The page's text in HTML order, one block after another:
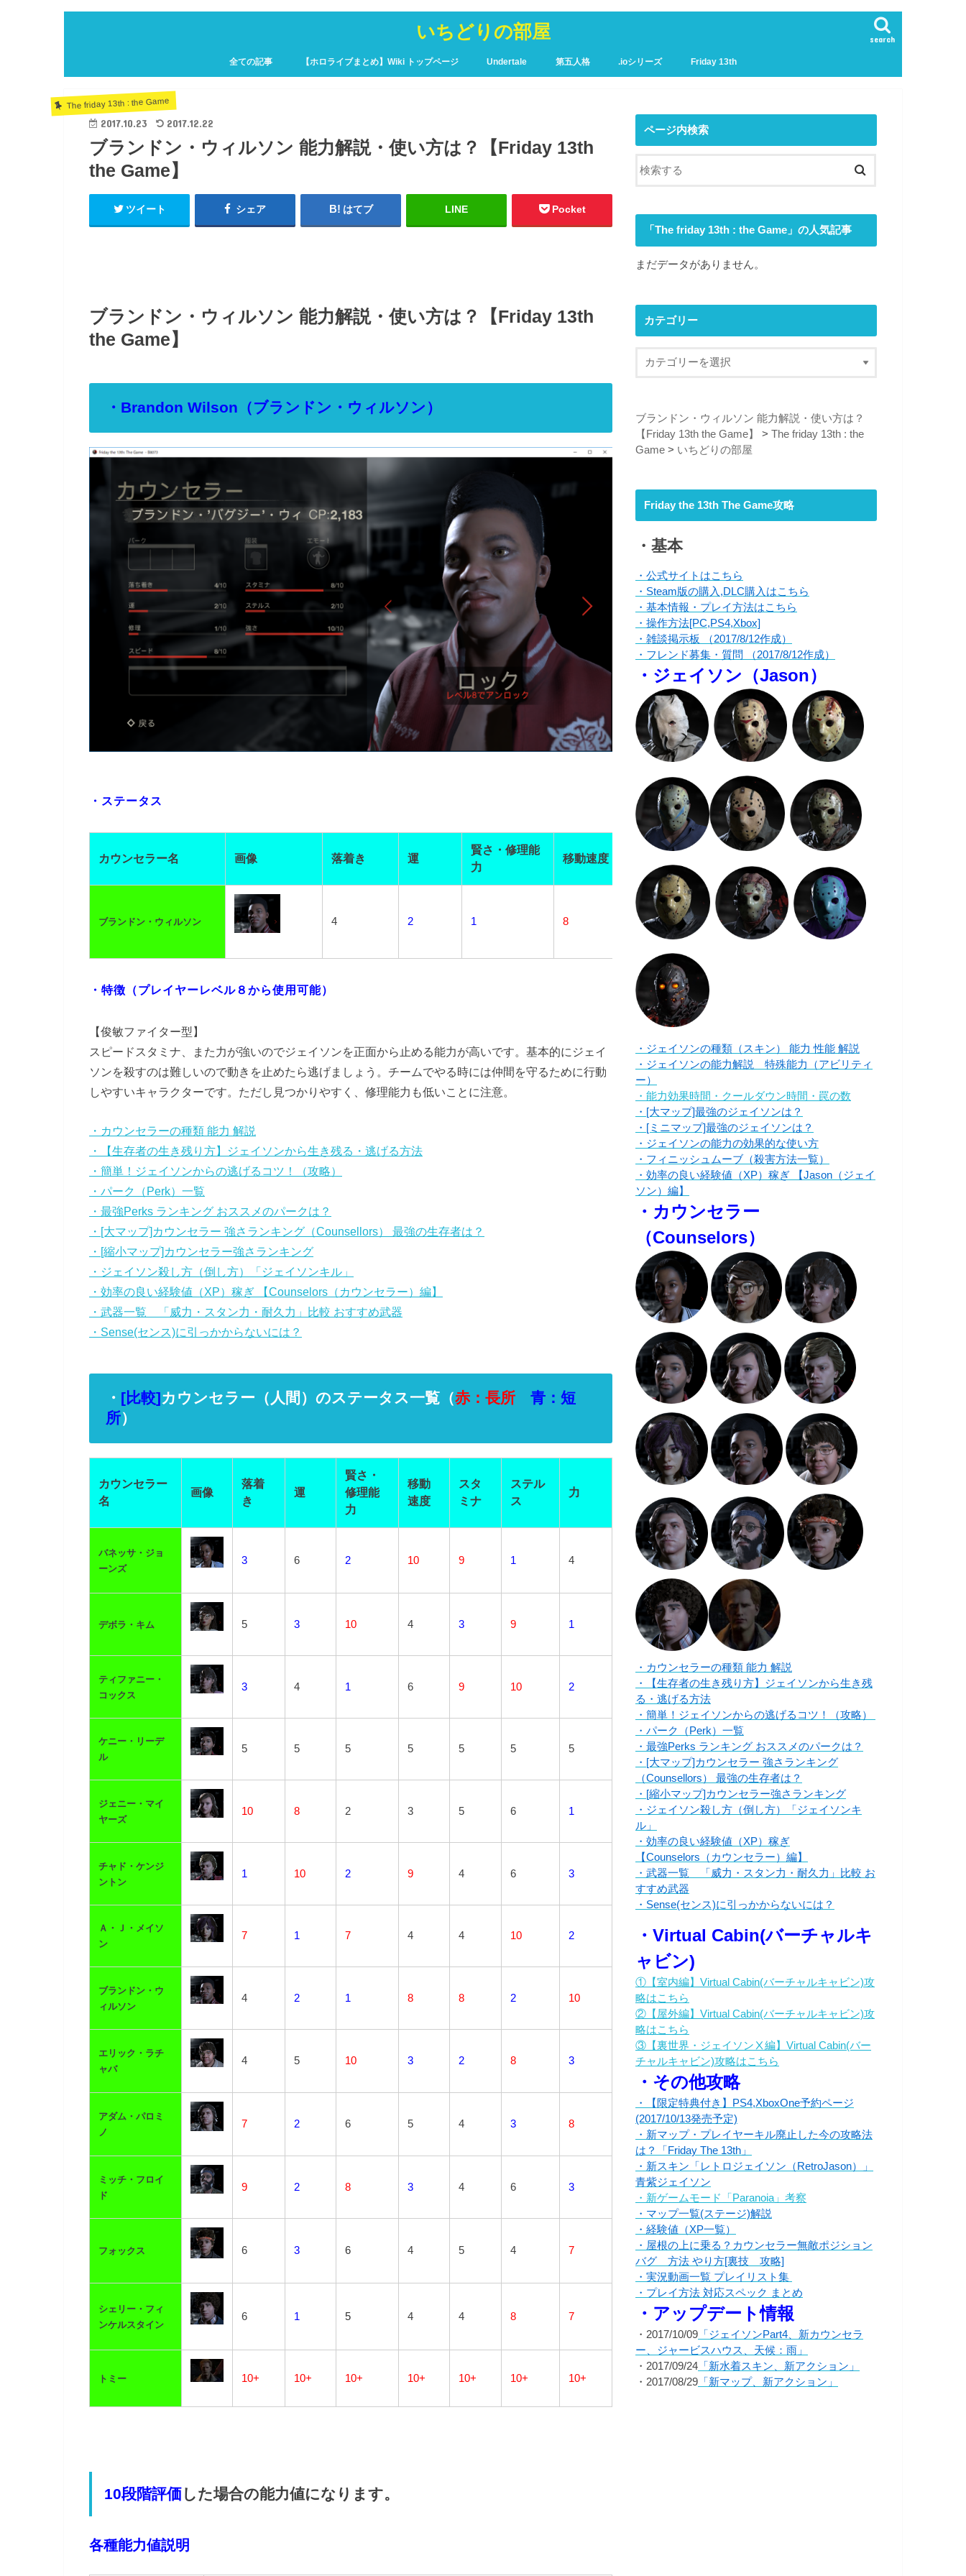
いちどりの部屋 search
全ての記事 【ホロライブまとめ】Wiki トップページ Undertale 第五人格 .ioシリーズ Friday 13th
The friday 13th : the Game
2017.10.23 2017.12.22
ブランドン・ウィルソン 能力解説・使い方は？【Friday 13th
the Game】
ツイート シェア はてブ LINE Pocket
ブランドン・ウィルソン 能力解説・使い方は？【Friday 13th
the Game】
・Brandon Wilson（ブランドン・ウィルソン）
・ステータス
カウンセラー名 画像 落着き 運
賢さ・修理能
力
移動速度
ブランドン・ウィルソン 4 2 1 8 2 10
・特徴 （プレイヤーレベル８から使用可能）
【俊敏ファイター型】
スピードスタミナ、また力が強いのでジェイソンを正面から止める能力が高いです。基本的にジェイ
ソンを殺すのは難しいので動きを止めたら逃げましょう。チームでやる時には仲間を守るために行動
しやすいキャラクターです。ただし見つかりやすく、修理能力も低いことに注意。
・カウンセラーの種類 能力 解説
・【生存者の生き残り方】ジェイソンから生き残る・逃げる方法
・簡単！ジェイソンからの逃げるコツ！（攻略）
・パーク（Perk）一覧
・最強Perks ランキング おススメのパークは？
・[大マップ]カウンセラー 強さランキング（Counsellors） 最強の生存者は？
・[縮小マップ]カウンセラー強さランキング
・ジェイソン殺し方（倒し方）「ジェイソンキル」
・効率の良い経験値（XP）稼ぎ 【Counselors（カウンセラー）編】
・武器一覧 「威力・スタン力・耐久力」比較 おすすめ武器
・Sense(センス)に引っかからないには？
・ [比較]カウンセラー（人間）のステータス一覧（赤：長所
青：短
所）
カウンセラー
名
画像
落着
き
運
賢さ・
修理能
力
移動
速度
スタ
ミナ
ステル
ス
力
バネッサ・ジョ
ーンズ
3 6 2 10 9 1 4
デボラ・キム 5 3 10 4 3 9 1
ティファニー・
コックス
3 4 1 6 9 10 2
ケニー・リーデ
ル
5 5 5 5 5 5 5
ジェニー・マイ
ヤーズ
10 8 2 3 5 6 1
チャド・ケンジ
ントン
1 10 2 9 4 6 3
Ａ・Ｊ・メイソ
ン
7 1 7 4 4 10 2
ブランドン・ウ
ィルソン
4 2 1 8 8 2 10
エリック・ラチ
ャバ
4 5 10 3 2 8 3
アダム・パロミ
ノ
7 2 6 5 4 3 8
ミッチ・フロイ
ド
9 2 8 3 4 6 3
フォックス 6 3 6 4 5 4 7
シェリー・フィ
ンケルスタイン
6 1 5 4 4 8 7
トミー 10+ 10+ 10+ 10+ 10+ 10+ 10+
10段階評価した場合の能力値になります。
各種能力値説明
ページ内検索
「The friday 13th : the Game」の人気記事
まだデータがありません。
カテゴリー
ブランドン・ウィルソン 能力解説・使い方は？
【Friday 13th the Game】
> The friday 13th : the
Game > いちどりの部屋
Friday the 13th The Game攻略
・基本
・公式サイトはこちら
・Steam版の購入,DLC購入はこちら
・基本情報・プレイ方法はこちら
・操作方法[PC,PS4,Xbox]
・雑談掲示板 （2017/8/12作成）
・フレンド募集・質問 （2017/8/12作成）
・ジェイソン（Jason）
・ジェイソンの種類（スキン） 能力 性能 解説
・ジェイソンの能力解説 特殊能力（アビリティ
ー）
・能力効果時間・クールダウン時間・罠の数
・[大マップ]最強のジェイソンは？
・[ミニマップ]最強のジェイソンは？
・ジェイソンの能力の効果的な使い方
・フィニッシュムーブ（殺害方法一覧）
・効率の良い経験値（XP）稼ぎ 【Jason（ジェイ
ソン）編】
・カウンセラー
（Counselors）
・カウンセラーの種類 能力 解説
・【生存者の生き残り方】ジェイソンから生き残
る・逃げる方法
・簡単！ジェイソンからの逃げるコツ！（攻略）
・パーク（Perk）一覧
・最強Perks ランキング おススメのパークは？
・[大マップ]カウンセラー 強さランキング
（Counsellors） 最強の生存者は？
・[縮小マップ]カウンセラー強さランキング
・ジェイソン殺し方（倒し方）「ジェイソンキ
ル」
・効率の良い経験値（XP）稼ぎ
【Counselors（カウンセラー）編】
・武器一覧 「威力・スタン力・耐久力」比較 お
すすめ武器
・Sense(センス)に引っかからないには？
・Virtual Cabin(バーチャルキ
ャビン)
①【室内編】Virtual Cabin(バーチャルキャビン)攻
略はこちら
②【屋外編】Virtual Cabin(バーチャルキャビン)攻
略はこちら
③【裏世界・ジェイソンⅩ編】Virtual Cabin(バー
チャルキャビン)攻略はこちら
・その他攻略
・【限定特典付き】PS4,XboxOne予約ページ
(2017/10/13発売予定)
・新マップ・プレイヤーキル廃止した今の攻略法
は？「Friday The 13th」
・新スキン「レトロジェイソン（RetroJason）」
青紫ジェイソン
・新ゲームモード「Paranoia」考察
・マップ一覧(ステージ)解説
・経験値（XP一覧）
・屋根の上に乗る？カウンセラー無敵ポジション
バグ 方法 やり方[裏技 攻略]
・実況動画一覧 プレイリスト集
・プレイ方法 対応スペック まとめ
・アップデート情報
・2017/10/09 「ジェイソンPart4、新カウンセラ
ー、ジャービスハウス、天候：雨」
・2017/09/24 「新水着スキン、新アクション」
・2017/08/29 「新マップ、新アクション」